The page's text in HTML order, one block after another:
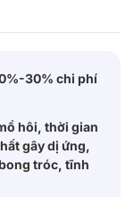
30% chi phí
hôi, thời gian
gây dị ứng,
tróc, tĩnh